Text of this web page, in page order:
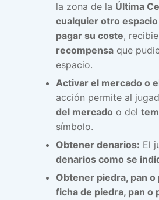
la zona de la Última
cualquier otro
pagar su coste,
recompensa que
espacio.
Activar el mercado o
acción permite al
del mercado o del
símbolo.
Obtener denarios: El
denarios como se
Obtener piedra, pan o
ficha de piedra, pan o